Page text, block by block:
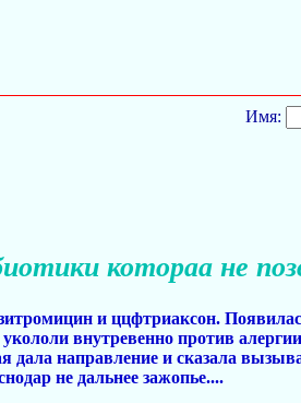
Имя:
котораа не
и ццфтриаксон.
внутревенно против
дала направление и сказала
не дальнее зажопье....